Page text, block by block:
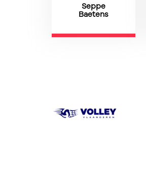
Seppe
Baetens